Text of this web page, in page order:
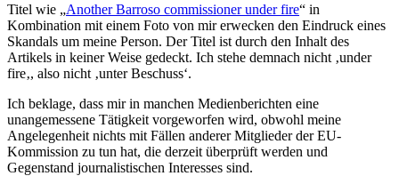
Titel wie „Another Barroso commissioner under fire“ in
Kombination mit einem Foto von mirerwecken den Eindruck eines
Skandals um meine Person. Der Titel ist durch den Inhalt des
Artikels in keiner Weise gedeckt. Ich stehe demnach nicht ‚under
fire‚, also nicht ‚unter Beschuss‘.
Ich beklage, dass mirin manchen Medienberichten eine
unangemessene Tätigkeit vorgeworfen wird, obwohl meine
Angelegenheit nichts mit Fällen andererMitgliederder EU-
Kommission zu tun hat, die derzeit überprüft werden und
Gegenstand journalistischen Interesses sind.